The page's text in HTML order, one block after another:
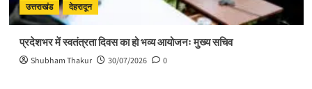
उत्तराखंड देहरादून
प्रदेशभर में स्वतंत्रता दिवस का हो भव्य आयोजनः मुख्य सचिव
Shubham Thakur 30/07/2026 0